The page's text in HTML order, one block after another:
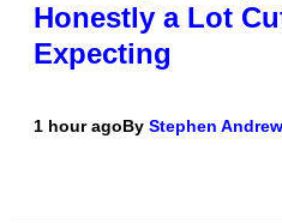
Honestly a Lot
Expecting
1 hour agoBy Stephen